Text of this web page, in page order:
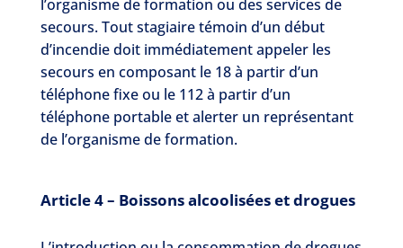
l’organisme de formation ou des services de
secours. Tout stagiaire témoin d’un début
d’incendie doit immédiatement appeler les
secours en composant le 18 à partir d’un
téléphone fixe ou le 112 à partir d’un
téléphone portable et alerter un représentant
de l’organisme de formation.
Article 4 – Boissons alcoolisées et drogues